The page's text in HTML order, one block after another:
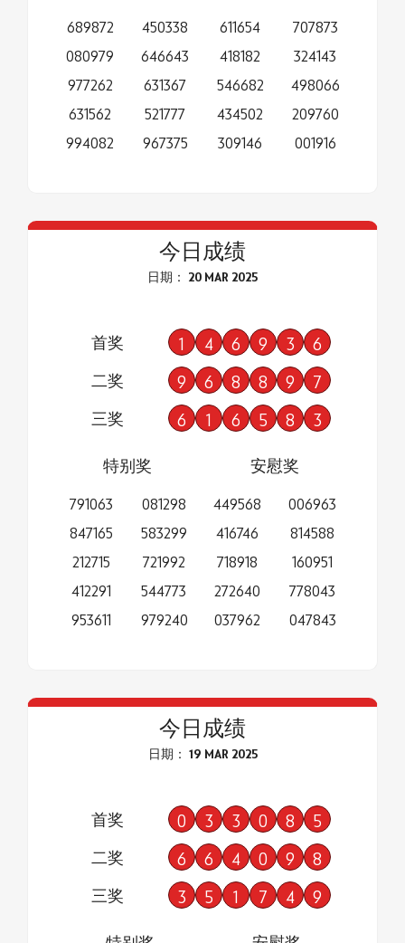
689872
080979
977262
631562
994082
450338
646643
631367
521777
967375
611654
418182
546682
434502
309146
707873
324143
498066
209760
001916
今日成绩
日期： 20 MAR 2025
首奖 1 4 6 9 3 6
二奖 9 6 8 8 9 7
三奖 6 1 6 5 8 3
特别奖
791063
847165
212715
412291
953611
081298
583299
721992
544773
979240
安慰奖
449568
416746
718918
272640
037962
006963
814588
160951
778043
047843
今日成绩
日期： 19 MAR 2025
首奖 0 3 3 0 8 5
二奖 6 6 4 0 9 8
三奖 3 5 1 7 4 9